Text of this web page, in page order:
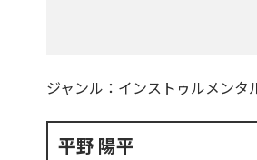
ジャンル： インストゥルメンタ
平野 陽平